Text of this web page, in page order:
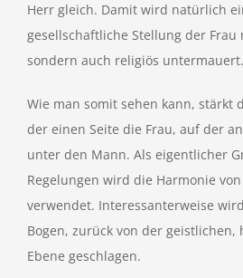
Herr gleich. Damit wird natürlich
gesellschaftliche Stellung der
sondern auch religiös untermauert.
Wie man somit sehen kann, stärkt
der einen Seite die Frau, auf der
unter den Mann. Als eigentlicher
Regelungen wird die Harmonie
verwendet. Interessanterweise
Bogen, zurück von der
Ebene geschlagen.